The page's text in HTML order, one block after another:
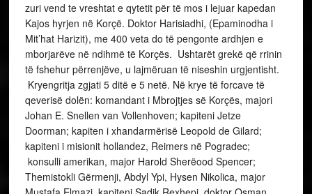
zuri vend te vreshtat e qytetit për të mos i lejuar kapedan
Kajos hyrjen në Korçë. Doktor Harisiadhi, (Epaminodha i
Mit’hat Harizit), me 400 veta do të pengonte ardhjen e
mborjarëve në ndihmë të Korçës. Ushtarët grekë që rrinin
të fshehur përrenjëve, u lajmëruan të niseshin urgjentisht.
Kryengritja zgjati 5 ditë e 5 netë. Në krye të forcave të
qeverisë dolën: komandant i Mbrojtjes së Korçës, majori
Johan E. Snellen van Vollenhoven; kapiteni Jetze
Doorman; kapiten i xhandarmërisë Leopold de Gilard;
kapiteni i misionit hollandez, Reimers në Pogradec;
konsulli amerikan, major Harold Sherëood Spencer;
Themistokli Gërmenji, Abdyl Ypi, Hysen Nikolica, major